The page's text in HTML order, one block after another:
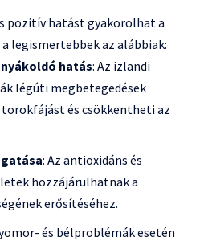
pozitív hatást gyakorolhat a
legismertebbek az alábbiak:
hatás: Az izlandi
légúti megbetegedések
és csökkentheti az
: Az antioxidáns és
hozzájárulhatnak a
erősítéséhez.
és bélproblémák esetén